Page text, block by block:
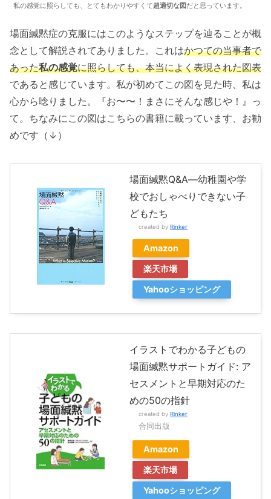
私の感覚に照らしても、とてもわかりやすくて超適切な図だと思っています。
場面緘黙症の克服にはこのようなステップを辿ることが概
念として解説されてありました。これはかつての当事者で
あった私の感覚に照らしても、本当によく表現された図表
であると感じています。私が初めてこの図を見た時、私は
心から唸りました。『お〜〜！まさにそんな感じや！』っ
て。ちなみにこの図はこちらの書籍に載っています、お勧
めです（↓）
場面緘黙Q&A―幼稚園や学
校でおしゃべりできない子
どもたち
created by Rinker
Amazon
楽天市場
Yahooショッピング
イラストでわかる子どもの
場面緘黙サポートガイド: ア
セスメントと早期対応のた
めの50の指針
created by Rinker
合同出版
Amazon
楽天市場
Yahooショッピング